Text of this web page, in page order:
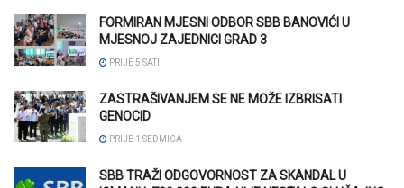
FORMIRAN MJESNI ODBOR SBB BANOVIĆI U
MJESNOJ ZAJEDNICI GRAD 3
PRIJE 5 SATI
ZASTRAŠIVANJEM SE NE MOŽE IZBRISATI
GENOCID
PRIJE 1 SEDMICA
SBB TRAŽI ODGOVORNOST ZA SKANDAL U